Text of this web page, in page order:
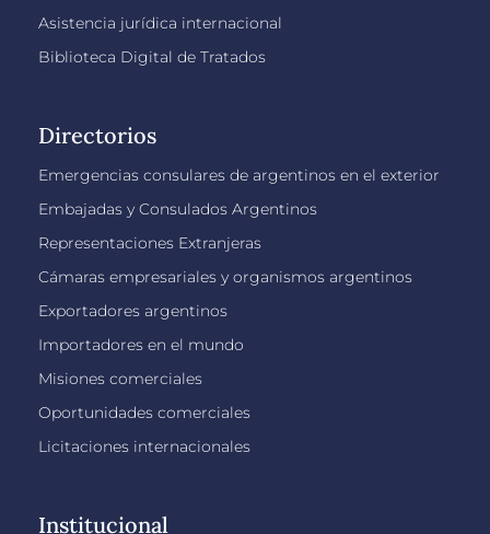
Asistencia jurídica internacional
Biblioteca Digital de Tratados
Directorios
Emergencias consulares de argentinos en el exterior
Embajadas y Consulados Argentinos
Representaciones Extranjeras
Cámaras empresariales y organismos argentinos
Exportadores argentinos
Importadores en el mundo
Misiones comerciales
Oportunidades comerciales
Licitaciones internacionales
Institucional